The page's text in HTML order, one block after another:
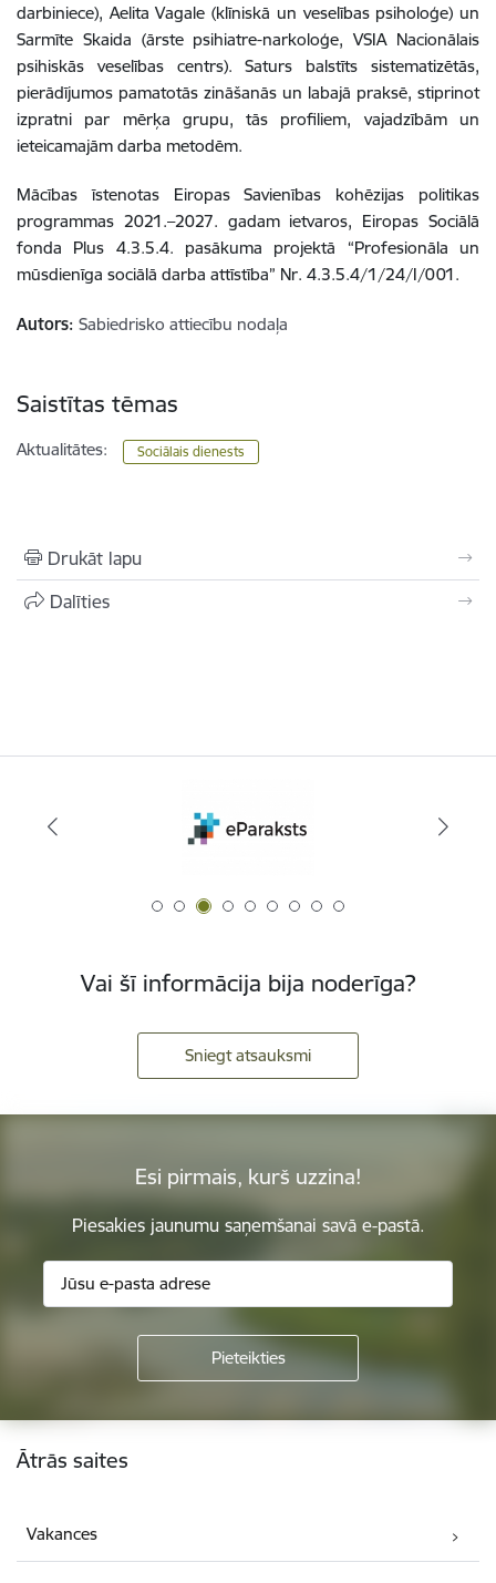
darbiniece), Aelita Vagale (klīniskā un veselības psiholoģe) un
Sarmīte Skaida (ārste psihiatre-narkoloģe, VSIA Nacionālais
psihiskās veselības centrs). Saturs balstīts sistematizētās,
pierādījumos pamatotās zināšanās un labajā praksē, stiprinot
izpratni par mērķa grupu, tās profiliem, vajadzībām un
ieteicamajām darba metodēm.
Mācības īstenotas Eiropas Savienības kohēzijas politikas
programmas 2021.–2027. gadam ietvaros, Eiropas Sociālā
fonda Plus 4.3.5.4. pasākuma projektā “Profesionāla un
mūsdienīga sociālā darba attīstība” Nr. 4.3.5.4/1/24/I/001.
Autors: Sabiedrisko attiecību nodaļa
Saistītas tēmas
Aktualitātes: Sociālais dienests
Drukāt lapu
Dalīties
Vai šī informācija bija noderīga?
Sniegt atsauksmi
Esi pirmais, kurš uzzina!
Piesakies jaunumu saņemšanai savā e-pastā.
Kājene
Ātrās saites
Vakances